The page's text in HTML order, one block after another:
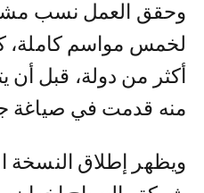
وحقق العمل نسب
لخمس مواسم
أكثر من دولة، قبل أن
منه قدمت في صياغة
ويظهر إطلاق النسخة